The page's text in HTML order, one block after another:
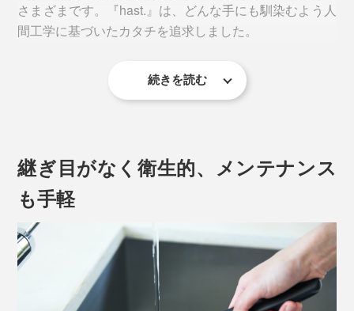
（さく）からのそぎ切りもしやすく、プロのような美し
い断面に気分が上がります。
さまざまです。『hast.』は、どんな手にも馴染むよう人
間工学に基づいたカタチを追求しました。
続きを読む
継ぎ目がなく衛生的、メンテナンス
も手軽